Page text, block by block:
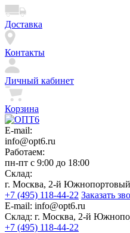
Доставка
Контакты
Личный кабинет
Корзина
E-mail:
info@opt6.ru
Работаем:
пн-пт с 9:00 до 18:00
Склад:
г. Москва, 2-й Южнопортовый
+7 (495) 118-44-22 Заказать
E-mail: info@opt6.ru
Склад: г. Москва, 2-й
+7 (495) 118-44-22